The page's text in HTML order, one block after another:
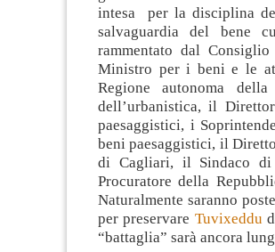
intesa per la disciplina
salvaguardia del bene
rammentato dal
Ministro per i beni e le
Regione autonoma della
dell’urbanistica, il
paesaggistici, i
beni paesaggistici, il
di Cagliari, il Sindaco
Procuratore della
Naturalmente saranno
per preservare Tuvixeddu
“battaglia” sarà ancora